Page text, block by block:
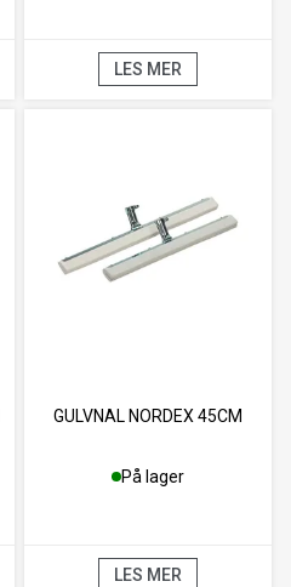
LES MER
GULVNAL NORDEX 45CM
På lager
LES MER